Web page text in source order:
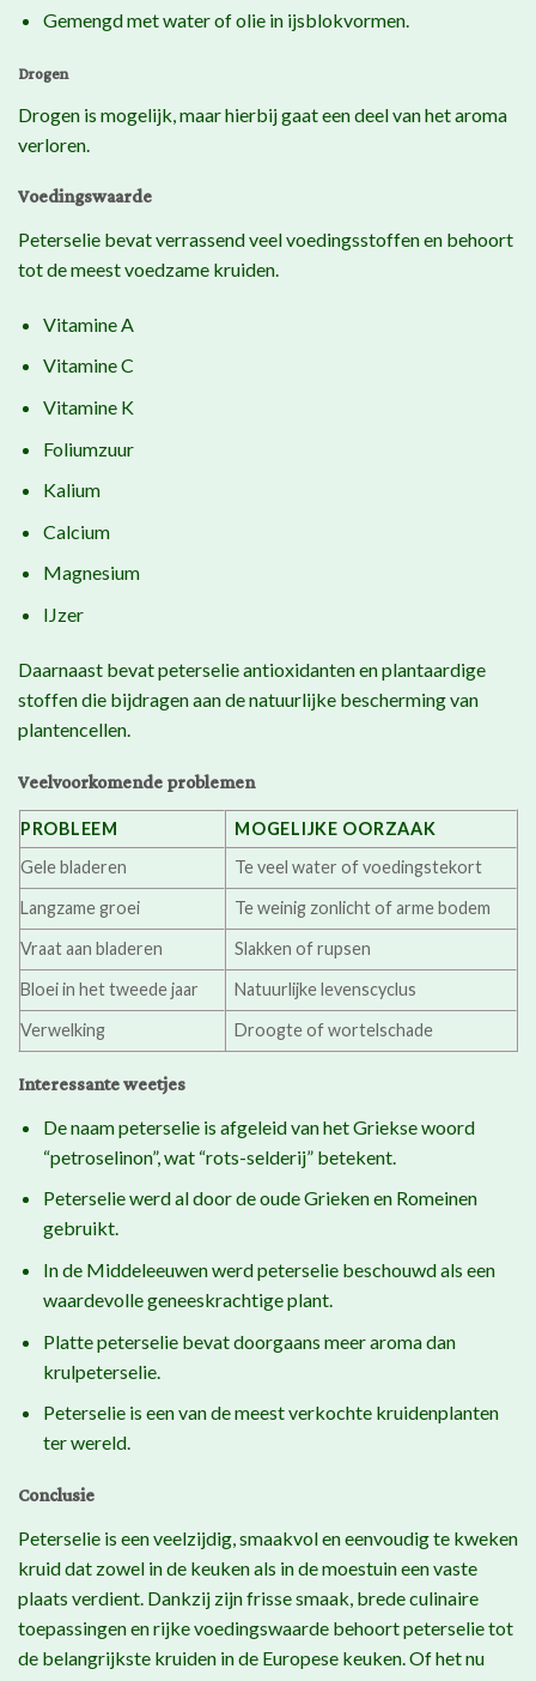
Gemengd met water of olie in ijsblokvormen.
Drogen
Drogen is mogelijk, maar hierbij gaat een deel van het aroma
verloren.
Voedingswaarde
Peterselie bevat verrassend veel voedingsstoffen en behoort
tot de meest voedzame kruiden.
Vitamine A
Vitamine C
Vitamine K
Foliumzuur
Kalium
Calcium
Magnesium
IJzer
Daarnaast bevat peterselie antioxidanten en plantaardige
stoffen die bijdragen aan de natuurlijke bescherming van
plantencellen.
Veelvoorkomende problemen
PROBLEEM
MOGELIJKE OORZAAK
Gele bladeren
Te veel water of voedingstekort
Langzame groei
Te weinig zonlicht of arme bodem
Vraat aan bladeren
Slakken of rupsen
Bloei in het tweede jaar
Natuurlijke levenscyclus
Verwelking
Droogte of wortelschade
Interessante weetjes
De naam peterselie is afgeleid van het Griekse woord
“petroselinon”, wat “rots-selderij” betekent.
Peterselie werd al door de oude Grieken en Romeinen
gebruikt.
In de Middeleeuwen werd peterselie beschouwd als een
waardevolle geneeskrachtige plant.
Platte peterselie bevat doorgaans meer aroma dan
krulpeterselie.
Peterselie is een van de meest verkochte kruidenplanten
ter wereld.
Conclusie
Peterselie is een veelzijdig, smaakvol en eenvoudig te kweken
kruid dat zowel in de keuken als in de moestuin een vaste
plaats verdient. Dankzij zijn frisse smaak, brede culinaire
toepassingen en rijke voedingswaarde behoort peterselie tot
de belangrijkste kruiden in de Europese keuken. Of het nu